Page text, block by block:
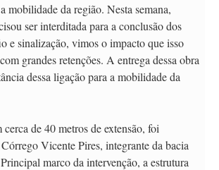
mobilidade da região. Nesta semana,
ser interditada para a conclusão dos
e sinalização, vimos o impacto que isso
grandes retenções. A entrega dessa obra
dessa ligação para a mobilidade da
de 40 metros de extensão, foi
Vicente Pires, integrante da bacia
marco da intervenção, a estrutura